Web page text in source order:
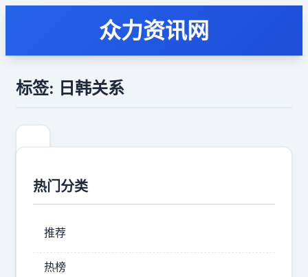
众力资讯网
标签: 日韩关系
热门分类
推荐
热榜